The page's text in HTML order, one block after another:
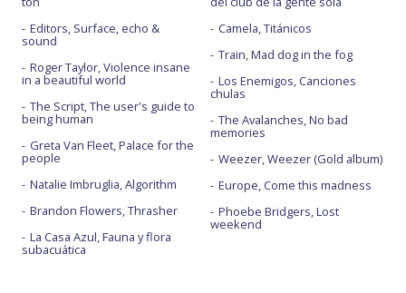
Editors, Surface, echo &
sound
Roger Taylor, Violence insane
in a beautiful world
The Script, The user's guide to
being human
Greta Van Fleet, Palace for the
people
Natalie Imbruglia, Algorithm
Brandon Flowers, Thrasher
La Casa Azul, Fauna y flora
subacuática
Camela, Titánicos
Train, Mad dog in the fog
Los Enemigos, Canciones
chulas
The Avalanches, No bad
memories
Weezer, Weezer (Gold album)
Europe, Come this madness
Phoebe Bridgers, Lost
weekend